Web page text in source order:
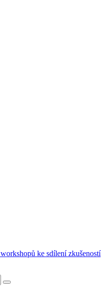
ke sdílení zkušeností
Hledání